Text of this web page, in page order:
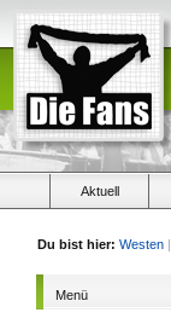
Aktuell
Du bist hier: Westen |
Menü